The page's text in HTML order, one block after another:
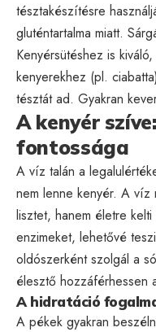
tésztakészítésre
gluténtartalma miatt.
Kenyérsütéshez is
kenyerekhez (pl.
tésztát ad. Gyakran
A kenyér
fontossága
A víz talán a
nem lenne kenyér. A víz
lisztet, hanem életre
enzimeket, lehetővé
oldószerként szolgál a
élesztő hozzáférhessen
A hidratáció
A pékek gyakran